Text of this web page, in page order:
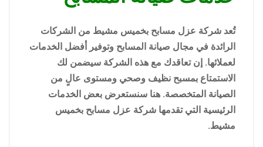
تُعد شركة عزل مسابح بخميس مشيط من الشركات
الرائدة في مجال صيانة المسابح وتوفير أفضل الخدمات
لعملائها. إن تعاقدك مع هذه الشركة سيضمن لك
الاستمتاع بمسبح نظيف وصحي ومستوى عالٍ من
الصيانة المتخصصة. هنا سنستعرض بعض الخدمات
الرئيسية التي تقدمها شركة عزل مسابح بخميس
مشيط.